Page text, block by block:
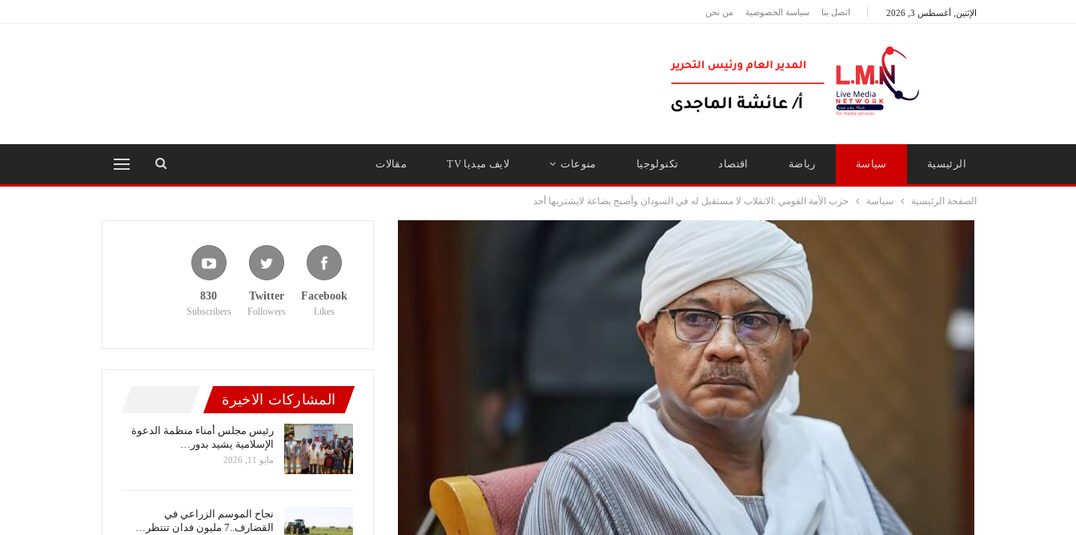
الإثنين, أغسطس 3, 2026 اتصل بنا سياسة الخصوصية من نحن
الرئيسية سياسة رياضة اقتصاد تكنولوجيا منوعات لايف ميديا TV مقالات
الصفحة الرئيسية سياسة حزب الأمة القومي :الانقلاب لا مستقبل له في السودان وأصبح بضاعة لايشتريها أحد
Facebook
Likes
Twitter
Followers
830
Subscribers
المشاركات الاخيرة
رئيس مجلس أمناء منظمة الدعوة
الإسلامية يشيد بدور…
مايو 11, 2026
نجاح الموسم الزراعي في
القضارف..7 مليون فدان تنتظر…